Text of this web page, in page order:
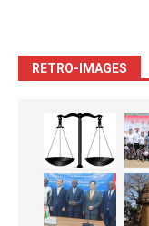
RETRO-IMAGES